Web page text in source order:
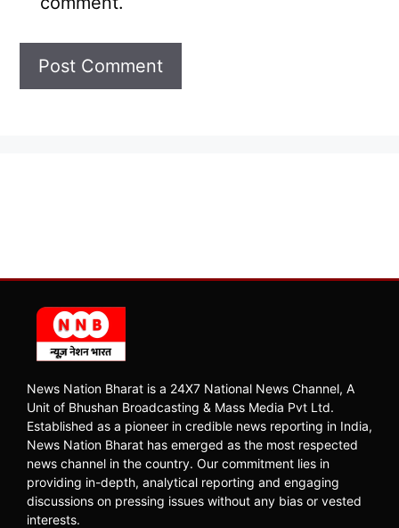
News Nation Bharat is a 24X7 National News Channel, A
Unit of Bhushan Broadcasting & Mass Media Pvt Ltd.
Established as a pioneer in credible news reporting in India,
News Nation Bharat has emerged as the most respected
news channel in the country. Our commitment lies in
providing in-depth, analytical reporting and engaging
discussions on pressing issues without any bias or vested
interests.